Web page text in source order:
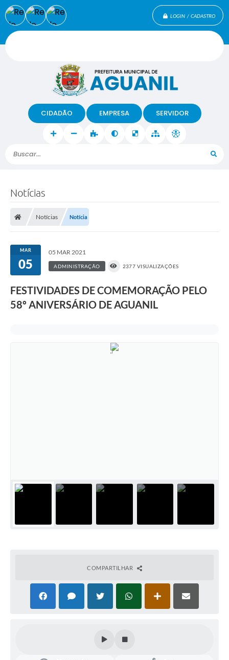
LOGIN / CADASTRO
Buscar...
CIDADÃO EMPRESA SERVIDOR
Notícias
Notícias Notícia
MAR
05
05 MAR 2021
ADMINISTRAÇÃO 2377 VISUALIZAÇÕES
FESTIVIDADES DE COMEMORAÇÃO PELO
58º ANIVERSÁRIO DE AGUANIL
COMPARTILHAR